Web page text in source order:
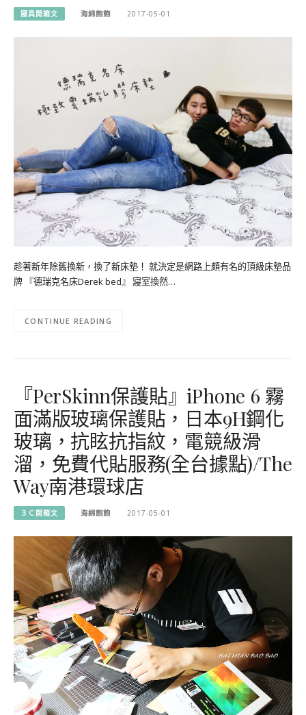
寢具開箱文 海綿飽飽 2017-05-01
趁著新年除舊換新，換了新床墊！ 就決定是網路上頗有名的頂級床墊品
牌 『德瑞克名床Derek bed』 寢室換然…
CONTINUE READING
『PerSkinn保護貼』iPhone 6 霧
面滿版玻璃保護貼，日本9H鋼化
玻璃，抗眩抗指紋，電競級滑
溜，免費代貼服務(全台據點)/The
Way南港環球店
３Ｃ開箱文 海綿飽飽 2017-05-01